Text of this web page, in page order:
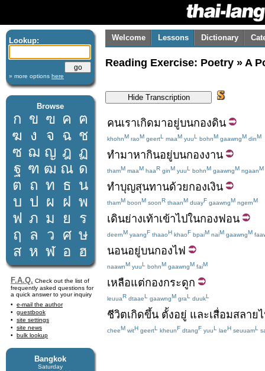
Lookup:
» more options here
Browse
ก ข ฃ ค ฅ
ฆ ง จ ฉ ช
ซ ฌ ญ ฎ ฏ
ฐ ฑ ฒ ณ ด
ต ถ ท ธ น
บ ป ผ ฝ พ
ฟ ภ ม ย
ร
ฤ
ล ว ศ ษ
ส ห ฬ อ ฮ
F.A.Q. Check out the list of
frequently asked questions for
a quick answer to your inquiry
e-mail the author
guestbook
site settings
site news
bulk lookup
Bangkok
Saturday
Welcome Lessons Dictionary
Reading Exercise: Poetry » A
คนเราเกิดมาอยู่บนกองดิน
khohnM raoM geertL maaM yuuL bohnM gaawngM dinM
ทำมาหากินอยู่บนกองงาน
thamM maaM haaR ginM yuuL bohnM gaawngM ngaanM
ทำบุญสุนทานด้วยกองเงิน
thamM boonM soonR thaanM duayF gaawngM ngernM
เดินย่างเท้าเข้าไปในกองฟอน
deernM yaangF thaaoH khaoF bpaiM naiM gaawngM
นอนอยู่บนกองไฟ
naawnM yuuL bohnM gaawngM faiM
เหลือแต่กองกระดูก
leuuaR dtaaeL gaawngM graL duukL
ชีวิตเกิดขึ้น ตั้งอยู่ และเสื่อมสลาย
cheeM witH geertL kheunF dtangF yuuL laeH seuuamL